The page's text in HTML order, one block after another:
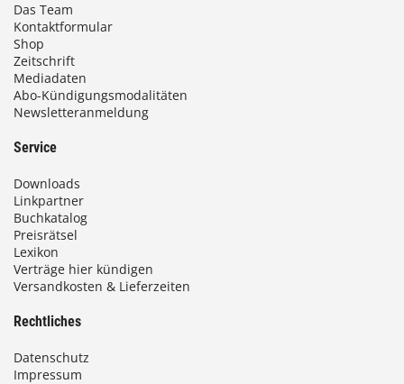
Das Team
Kontaktformular
Shop
Zeitschrift
Mediadaten
Abo-Kündigungsmodalitäten
Newsletteranmeldung
Service
Downloads
Linkpartner
Buchkatalog
Preisrätsel
Lexikon
Verträge hier kündigen
Versandkosten & Lieferzeiten
Rechtliches
Datenschutz
Impressum